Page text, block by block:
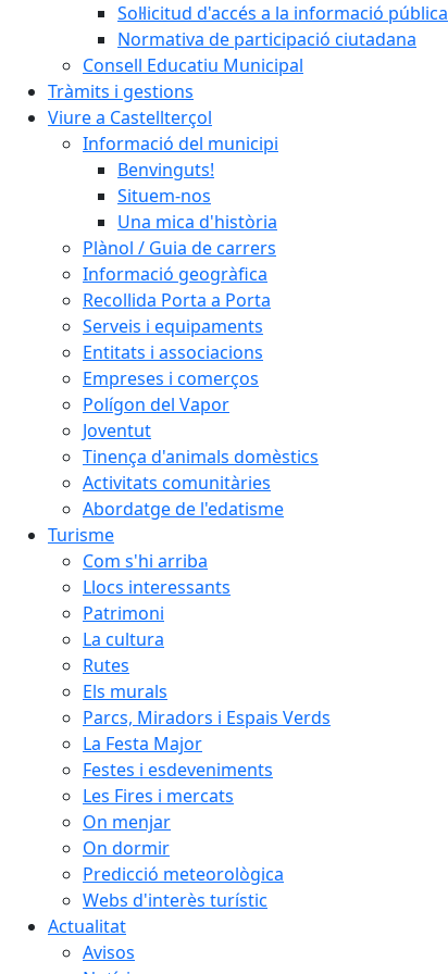
Sol·licitud d'accés a la informació pública
Normativa de participació ciutadana
Consell Educatiu Municipal
Tràmits i gestions
Viure a Castellterçol
Informació del municipi
Benvinguts!
Situem-nos
Una mica d'història
Plànol / Guia de carrers
Informació geogràfica
Recollida Porta a Porta
Serveis i equipaments
Entitats i associacions
Empreses i comerços
Polígon del Vapor
Joventut
Tinença d'animals domèstics
Activitats comunitàries
Abordatge de l'edatisme
Turisme
Com s'hi arriba
Llocs interessants
Patrimoni
La cultura
Rutes
Els murals
Parcs, Miradors i Espais Verds
La Festa Major
Festes i esdeveniments
Les Fires i mercats
On menjar
On dormir
Predicció meteorològica
Webs d'interès turístic
Actualitat
Avisos